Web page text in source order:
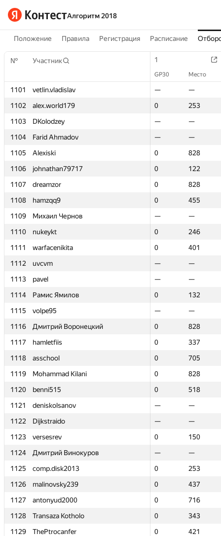
Алгоритм 2018
Положение Правила Регистрация Расписание
№ Участник 1
GP30 Место
1101 vetlin.vladislav —
—
1102
alex.world179 0
253
1103
DKolodzey —
—
1104
Farid Ahmadov —
—
1105
Alexiski 0
828
1106
johnathan79717 0
122
1107
dreamzor 0
828
1108
hamzqq9 0
455
1109
Михаил Чернов —
—
1110
nukeykt 0
246
1111
warfacenikita 0
401
1112
uvcvm —
—
1113
pavel —
—
1114
Рамис Ямилов 0
132
1115
volpe95 —
—
1116
Дмитрий Воронецкий 0
828
1117
hamletfiis 0
337
1118
asschool 0
705
1119
Mohammad Kilani 0
828
1120
benni515 0
518
1121
deniskolsanov —
—
1122
Dijkstraido —
—
1123
versesrev 0
150
1124
Дмитрий Винокуров —
—
1125
comp.disk2013 0
253
1126
malinovsky239 0
437
1127
antonyud2000 0
716
1128
Transaza Kotholo 0
343
1129
ThePtrocanfer 0
421
№ Участник 1
GP30 Место
1101 vetlin.vladislav —
—
1102
alex.world179 0
253
1103
DKolodzey —
—
1104
Farid Ahmadov —
—
1105
Alexiski 0
828
1106
johnathan79717 0
122
1107
dreamzor 0
828
1108
hamzqq9 0
455
1109
Михаил Чернов —
—
1110
nukeykt 0
246
1111
warfacenikita 0
401
1112
uvcvm —
—
1113
pavel —
—
1114
Рамис Ямилов 0
132
1115
volpe95 —
—
1116
Дмитрий Воронецкий 0
828
1117
hamletfiis 0
337
1118
asschool 0
705
1119
Mohammad Kilani 0
828
1120
benni515 0
518
1121
deniskolsanov —
—
1122
Dijkstraido —
—
1123
versesrev 0
150
1124
Дмитрий Винокуров —
—
1125
comp.disk2013 0
253
1126
malinovsky239 0
437
1127
antonyud2000 0
716
1128
Transaza Kotholo 0
343
1129
ThePtrocanfer 0
421